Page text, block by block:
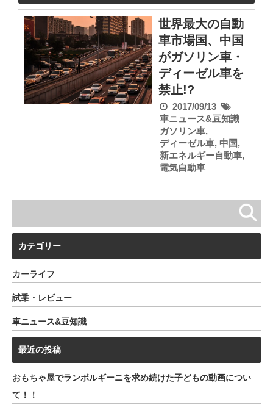
世界最大の自動
車市場国、中国
がガソリン車・
ディーゼル車を
禁止!?
2017/09/13
車ニュース&豆知識
ガソリン車,
ディーゼル車, 中国,
新エネルギー自動車,
電気自動車
カテゴリー
カーライフ
試乗・レビュー
車ニュース&豆知識
最近の投稿
おもちゃ屋でランボルギーニを求め続けた子どもの動画につい
て！！